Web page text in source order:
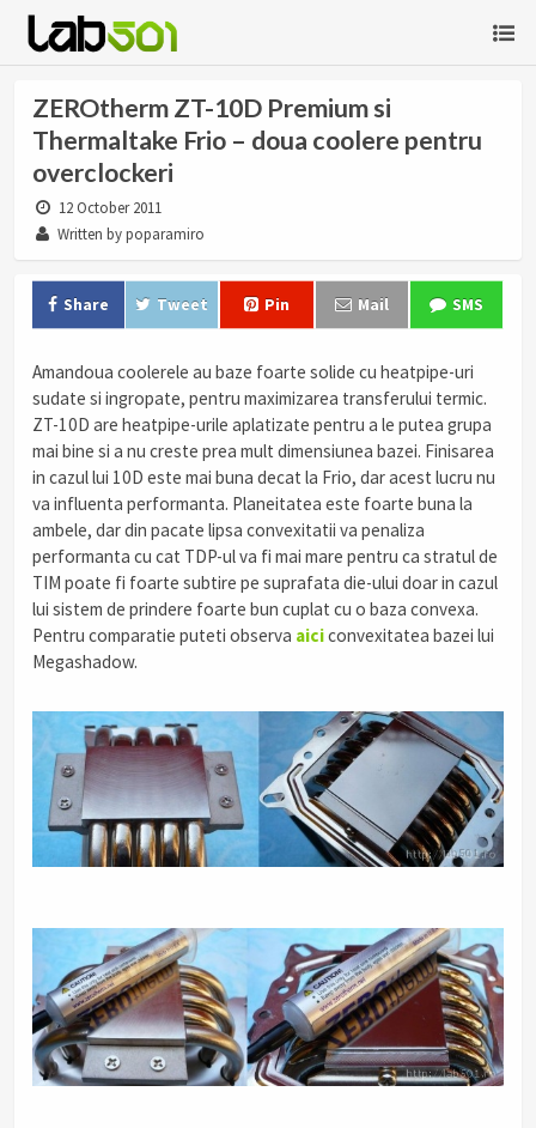
ZEROtherm ZT-10D Premium si
Thermaltake Frio – doua coolere pentru
overclockeri
12 October 2011
Written by poparamiro
Share Tweet Pin Mail SMS
Amandoua coolerele au baze foarte solide cu heatpipe-uri
sudate si ingropate, pentru maximizarea transferului termic.
ZT-10D are heatpipe-urile aplatizate pentru a le putea grupa
mai bine si a nu creste prea mult dimensiunea bazei. Finisarea
in cazul lui 10D este mai buna decat la Frio, dar acest lucru nu
va influenta performanta. Planeitatea este foarte buna la
ambele, dar din pacate lipsa convexitatii va penaliza
performanta cu cat TDP-ul va fi mai mare pentru ca stratul de
TIM poate fi foarte subtire pe suprafata die-ului doar in cazul
lui sistem de prindere foarte bun cuplat cu o baza convexa.
Pentru comparatie puteti observa aiciconvexitatea bazei lui
Megashadow.